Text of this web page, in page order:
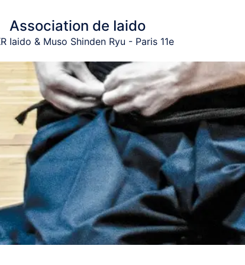
Association de Iaido
Iaido & Muso Shinden Ryu - Paris 11e